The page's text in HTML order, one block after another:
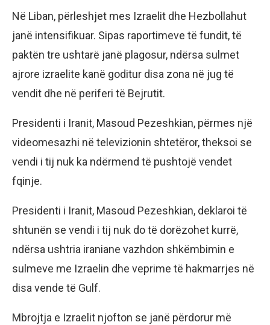
Në Liban, përleshjet mes Izraelit dhe Hezbollahut
janë intensifikuar. Sipas raportimeve të fundit, të
paktën tre ushtarë janë plagosur, ndërsa sulmet
ajrore izraelite kanë goditur disa zona në jug të
vendit dhe në periferi të Bejrutit.
Presidenti i Iranit, Masoud Pezeshkian, përmes një
videomesazhi në televizionin shtetëror, theksoi se
vendi i tij nuk ka ndërmend të pushtojë vendet
fqinje.
Presidenti i Iranit, Masoud Pezeshkian, deklaroi të
shtunën se vendi i tij nuk do të dorëzohet kurrë,
ndërsa ushtria iraniane vazhdon shkëmbimin e
sulmeve me Izraelin dhe veprime të hakmarrjes në
disa vende të Gulf.
Mbrojtja e Izraelit njofton se janë përdorur më